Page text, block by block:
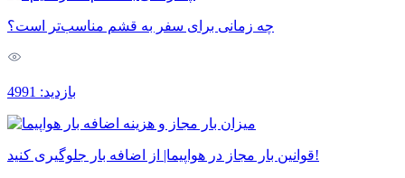
چه زمانی برای سفر به قشم مناسب‌تر است؟
بازدید: 4991
قوانین بار مجاز در هواپیما| از اضافه بار جلوگیری کنید!